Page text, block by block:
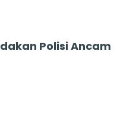
Polisi Ancam